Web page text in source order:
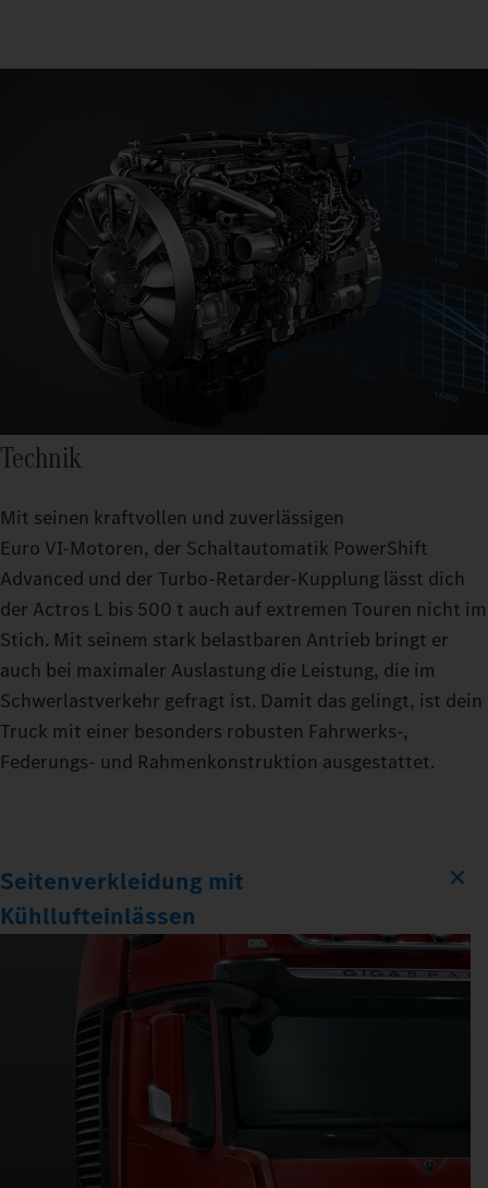
Technik
Mit seinen kraftvollen und zuverlässigen
Euro VI‑Motoren, der Schaltautomatik PowerShift
Advanced und der Turbo-Retarder-Kupplung lässt dich
der Actros L bis 500 t auch auf extremen Touren nicht im
Stich. Mit seinem stark belastbaren Antrieb bringt er
auch bei maximaler Auslastung die Leistung, die im
Schwerlastverkehr gefragt ist. Damit das gelingt, ist dein
Truck mit einer besonders robusten Fahrwerks-,
Federungs- und Rahmenkonstruktion ausgestattet.
Seitenverkleidung mit
Kühllufteinlässen